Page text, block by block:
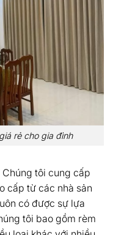
rẻ cho gia đình
Chúng tôi cung cấp
cấp từ các nhà sản
có được sự lựa
tôi bao gồm rèm